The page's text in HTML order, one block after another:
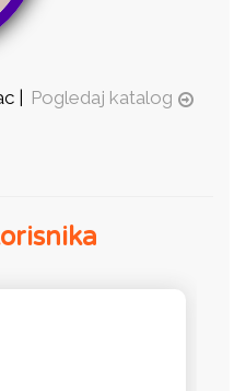
| Pogledaj katalog